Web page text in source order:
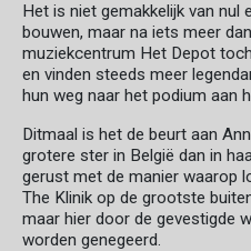
Het is niet gemakkelijk van nul
bouwen, maar na iets meer
muziekcentrum Het Depot
en vinden steeds meer
hun weg naar het podium aan
Ditmaal is het de beurt aan
grotere ster in België dan in
gerust met de manier waarop
The Klinik op de grootste
maar hier door de gevestigde
worden genegeerd.